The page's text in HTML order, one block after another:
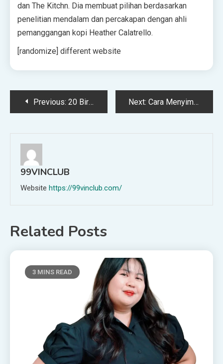
dan The Kitchn. Dia membuat pilihan berdasarkan
penelitian mendalam dan percakapan dengan ahli
pemanggangan kopi Heather Calatrello.
[randomize] different website
PostPrevious: 20 Bir Kerajinan Beralkohol Tinggi Baru untuk Menghangatkan Tulang Anda Musim Gugur dan Musim Dingin Ini Next: Cara Menyimpan Biji Kopi Agar Tetap Segar Mungkin
99VINCLUB
Website https://99vinclub.com/
Related Posts
3 MINS READ